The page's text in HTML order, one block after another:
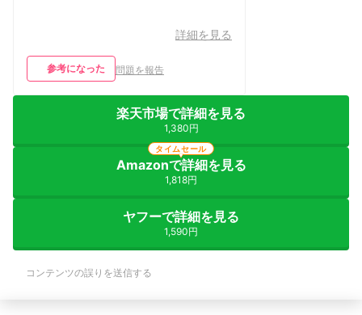
詳細を見る
参考になった 問題を報告
楽天市場で詳細を見る
1,380円
Amazonで詳細を見る
1,818円
タイムセール
ヤフーで詳細を見る
1,590円
コンテンツの誤りを送信する